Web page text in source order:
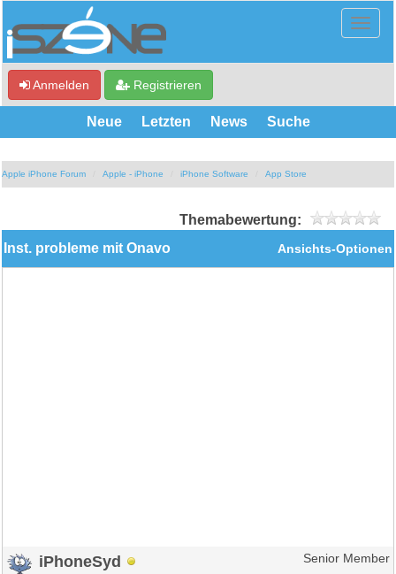
Anmelden Registrieren
Neue Letzten News Suche
Apple iPhone Forum Apple - iPhone iPhone Software App Store
Themabewertung:
Ansichts-Optionen
Inst. probleme mit Onavo
iPhoneSyd Senior Member